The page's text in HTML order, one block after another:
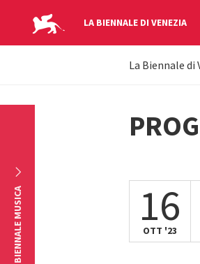
LA BIENNALE DI VENEZIA
YOUR
HERE
La Biennale di
16
OTT '23
BIENNALE MUSICA